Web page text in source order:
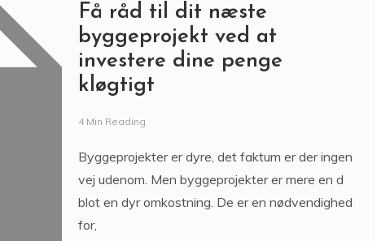
Få råd til dit næste
byggeprojekt ved at
investere dine penge
kløgtigt
4 Min Reading
Byggeprojekter er dyre, det faktum er der ingen
vej udenom. Men byggeprojekter er mere en d
blot en dyr omkostning. De er en nødvendighed
for,